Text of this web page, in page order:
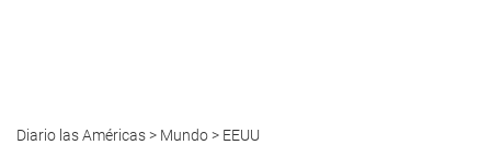
Diario las Américas> Mundo> EEUU